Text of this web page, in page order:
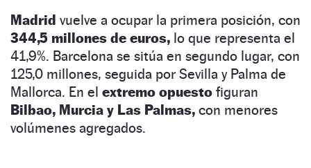
Madrid vuelve a ocupar la primera posición, con
344,5 millones de euros, lo que representa el
41,9%. Barcelona se sitúa en segundo lugar, con
125,0 millones, seguida por Sevilla y Palma de
Mallorca. En el extremo opuesto figuran
Bilbao, Murcia y Las Palmas, con menores
volúmenes agregados.